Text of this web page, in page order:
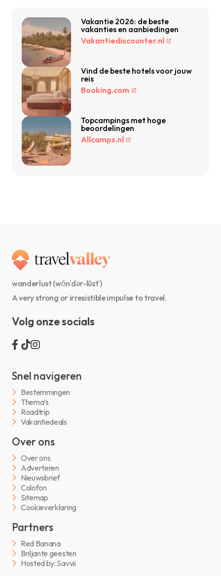
Vakantie 2026: de beste
vakanties en aanbiedingen
Vakantiediscounter.nl
Vind de beste hotels voor jouw
reis
Booking.com
Topcampings met hoge
beoordelingen
Allcamps.nl
wanderlust (wŏn′dər-lŭst′)
A very strong or irresistible impulse to travel.
Volg onze socials
Snel navigeren
Bestemmingen
Thema’s
Roadtrip
Vakantiedeals
Over ons
Over ons
Adverteren
Nieuwsbrief
Colofon
Sitemap
Cookieverklaring
Partners
Red Banana
Briljante geesten
Hosted by: Savvii